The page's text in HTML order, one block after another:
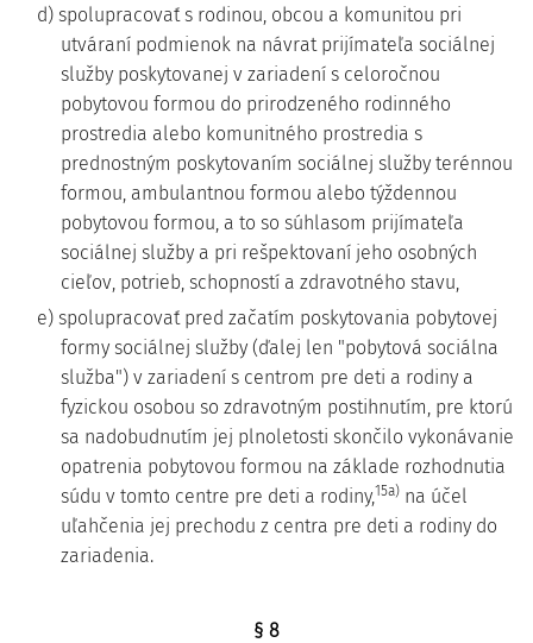
d) spolupracovať s rodinou, obcou a komunitou pri
utváraní podmienok na návrat prijímateľa sociálnej
služby poskytovanej v zariadení s celoročnou
pobytovou formou do prirodzeného rodinného
prostredia alebo komunitného prostredia s
prednostným poskytovaním sociálnej služby terénnou
formou, ambulantnou formou alebo týždennou
pobytovou formou, a to so súhlasom prijímateľa
sociálnej služby a pri rešpektovaní jeho osobných
cieľov, potrieb, schopností a zdravotného stavu,
e) spolupracovať pred začatím poskytovania pobytovej
formy sociálnej služby (ďalej len "pobytová sociálna
služba") v zariadení s centrom pre deti a rodiny a
fyzickou osobou so zdravotným postihnutím, pre ktorú
sa nadobudnutím jej plnoletosti skončilo vykonávanie
opatrenia pobytovou formou na základe rozhodnutia
súdu v tomto centre pre deti a rodiny,15a) na účel
uľahčenia jej prechodu z centra pre deti a rodiny do
zariadenia.
§ 8